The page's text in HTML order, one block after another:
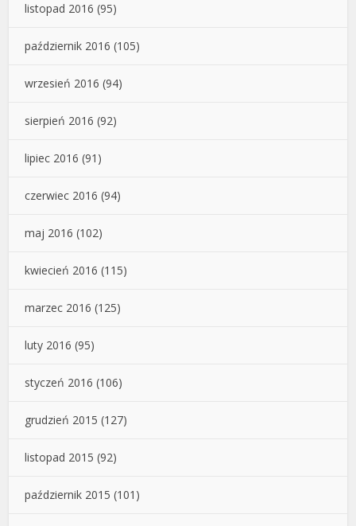
listopad 2016 (95)
październik 2016 (105)
wrzesień 2016 (94)
sierpień 2016 (92)
lipiec 2016 (91)
czerwiec 2016 (94)
maj 2016 (102)
kwiecień 2016 (115)
marzec 2016 (125)
luty 2016 (95)
styczeń 2016 (106)
grudzień 2015 (127)
listopad 2015 (92)
październik 2015 (101)